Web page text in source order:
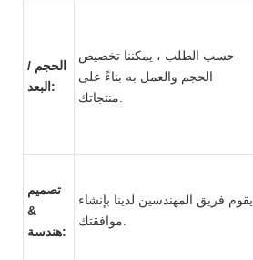
الحجم /
البعد:
حسب الطلب ، يمكننا تخصيص
الحجم والعمل به بناءً على
تصميم
&
هندسة:
يقوم فريق المهندسين لدينا بإنشاء